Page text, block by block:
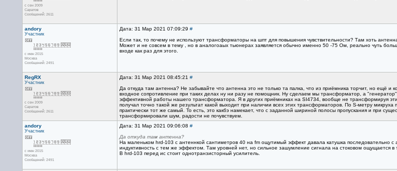
с сен 2009
Саратов
Сообщений: 2611
andory
Участник
с июн 2015
Москва
Сообщений: 2491
Дата: 31 Мар 2021 07:09:29 #
Если так, то почему не используют трансформаторы на шпт для повышения чувствительности? Там хоть
Может и не совсем в тему , но в аналогоаых тьюнерах заявляется обычно именно 50 -75 Ом, реально чуть
входе как раз для этого.
RegRX
Участник
с сен 2009
Саратов
Сообщений: 2611
Дата: 31 Мар 2021 08:45:21 #
Да откуда там антенна? Не забывайте что антенна это не только та палка, что из приёмника торчит, но ещё и
входное сопротивление при таких делах ну ни разу не помощник. Ну сделаем мы трансформатор, а
эффективной работы нашего трансформатора. Я в других приёмниках на SI4734, вообще не трансформируя
получал точно такой же результат какой выходит при наличии всех этих трансформаторов. По S-метру
практически тот же самый. То есть, это какбэ намекает, что с заданной шириной полосы пропускания и при
трансформировали шум, радости не почувствуем.
andory
Участник
с июн 2015
Москва
Сообщений: 2491
Дата: 31 Мар 2021 09:06:08 #
Да откуда там антенна?
На маленьком hrd-103 с антеннкой сантиметров 40 на fm ощутимый эффект давала катушка последовательно
индуктивность с тем же эффектом. Там уровней нет, но сильное зашумление сигнала на стоковом ощущается в
В hrd-103 перед ис стоит однотранзисторный усилитель.